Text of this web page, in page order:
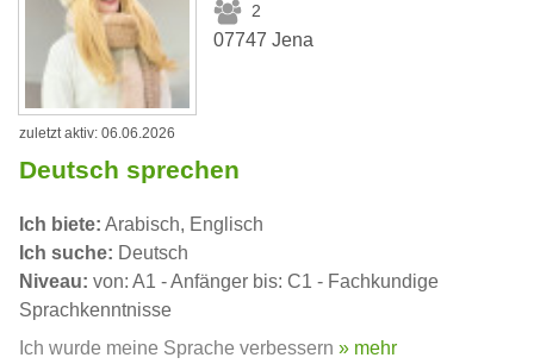
2
07747 Jena
zuletzt aktiv: 06.06.2026
Deutsch sprechen
Ich biete: Arabisch, Englisch
Ich suche: Deutsch
Niveau: von: A1 - Anfänger bis: C1 - Fachkundige
Sprachkenntnisse
Ich wurde meine Sprache verbessern » mehr